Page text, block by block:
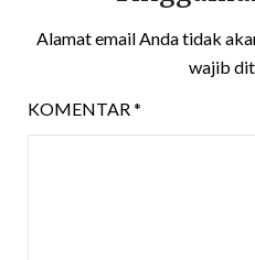
Alamat email Anda tidak
wajib
KOMENTAR*